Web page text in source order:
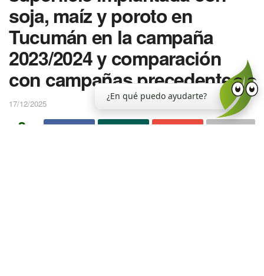
soja, maíz y poroto en
Tucumán en la campaña
2023/2024 y comparación
con campañas precedentes
17/12/2025
0
¿En qué puedo ayudarte?